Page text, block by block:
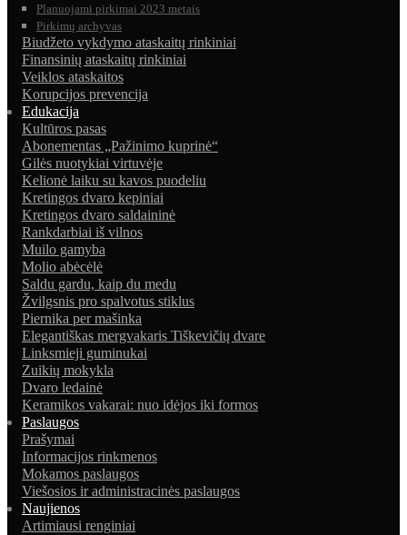
Planuojami pirkimai 2023 metais
Pirkimų archyvas
Biudžeto vykdymo ataskaitų rinkiniai
Finansinių ataskaitų rinkiniai
Veiklos ataskaitos
Korupcijos prevencija
Edukacija
Kultūros pasas
Abonementas „Pažinimo kuprinė“
Gilės nuotykiai virtuvėje
Kelionė laiku su kavos puodeliu
Kretingos dvaro kepiniai
Kretingos dvaro saldaininė
Rankdarbiai iš vilnos
Muilo gamyba
Molio abėcėlė
Saldu gardu, kaip du medu
Žvilgsnis pro spalvotus stiklus
Piernika per mašinka
Elegantiškas mergvakaris Tiškevičių dvare
Linksmieji guminukai
Zuikių mokykla
Dvaro ledainė
Keramikos vakarai: nuo idėjos iki formos
Paslaugos
Prašymai
Informacijos rinkmenos
Mokamos paslaugos
Viešosios ir administracinės paslaugos
Naujienos
Artimiausi renginiai